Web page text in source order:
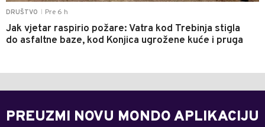
DRUŠTVO Pre 6 h
Jak vjetar raspirio požare: Vatra kod Trebinja stigla
do asfaltne baze, kod Konjica ugrožene kuće i pruga
PREUZMI NOVU MONDO APLIKACIJU